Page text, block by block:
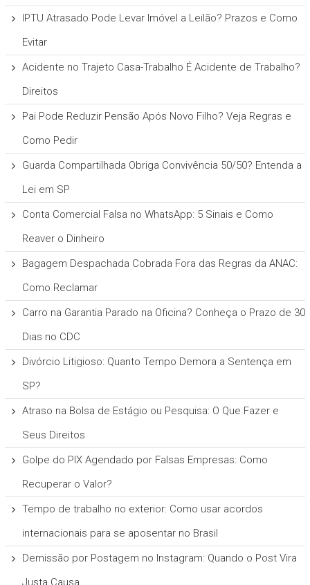
IPTU Atrasado Pode Levar Imóvel a Leilão? Prazos e Como
Evitar
Acidente no Trajeto Casa-Trabalho É Acidente de Trabalho?
Direitos
Pai Pode Reduzir Pensão Após Novo Filho? Veja Regras e
Como Pedir
Guarda Compartilhada Obriga Convivência 50/50? Entenda a
Lei em SP
Conta Comercial Falsa no WhatsApp: 5 Sinais e Como
Reaver o Dinheiro
Bagagem Despachada Cobrada Fora das Regras da ANAC:
Como Reclamar
Carro na Garantia Parado na Oficina? Conheça o Prazo de 30
Dias no CDC
Divórcio Litigioso: Quanto Tempo Demora a Sentença em
SP?
Atraso na Bolsa de Estágio ou Pesquisa: O Que Fazer e
Seus Direitos
Golpe do PIX Agendado por Falsas Empresas: Como
Recuperar o Valor?
Tempo de trabalho no exterior: Como usar acordos
internacionais para se aposentar no Brasil
Demissão por Postagem no Instagram: Quando o Post Vira
Justa Causa